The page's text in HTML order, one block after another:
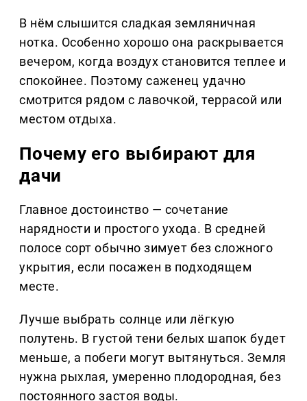
В нём слышится сладкая земляничная
нотка. Особенно хорошо она раскрывается
вечером, когда воздух становится теплее и
спокойнее. Поэтому саженец удачно
смотрится рядом с лавочкой, террасой или
местом отдыха.
Почему его выбирают для
дачи
Главное достоинство — сочетание
нарядности и простого ухода. В средней
полосе сорт обычно зимует без сложного
укрытия, если посажен в подходящем
месте.
Лучше выбрать солнце или лёгкую
полутень. В густой тени белых шапок будет
меньше, а побеги могут вытянуться. Земля
нужна рыхлая, умеренно плодородная, без
постоянного застоя воды.